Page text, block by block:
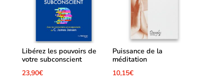
Libérez les pouvoirs de
votre subconscient
23,90€
Puissance de la
méditation
10,15€